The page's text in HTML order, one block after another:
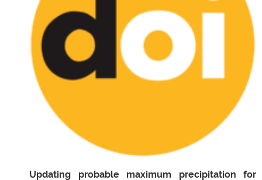
Updating probable maximum precipitation for